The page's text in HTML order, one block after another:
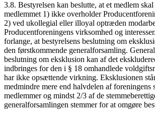
3.8. Bestyrelsen kan beslutte, at et medlem
medlemmet 1) ikke overholder
2) ved ukollegial eller illoyal optræden
Producentforeningens virksomhed og
forlange, at bestyrelsens beslutning om
den førstkommende generalforsamling.
beslutning om eksklusion kan af det
indbringes for den i § 18 omhandlede
har ikke opsættende virkning. Eksklusionen
medmindre mere end halvdelen af foreningens
medlemmer og mindst 2/3 af de
generalforsamlingen stemmer for at omgøre